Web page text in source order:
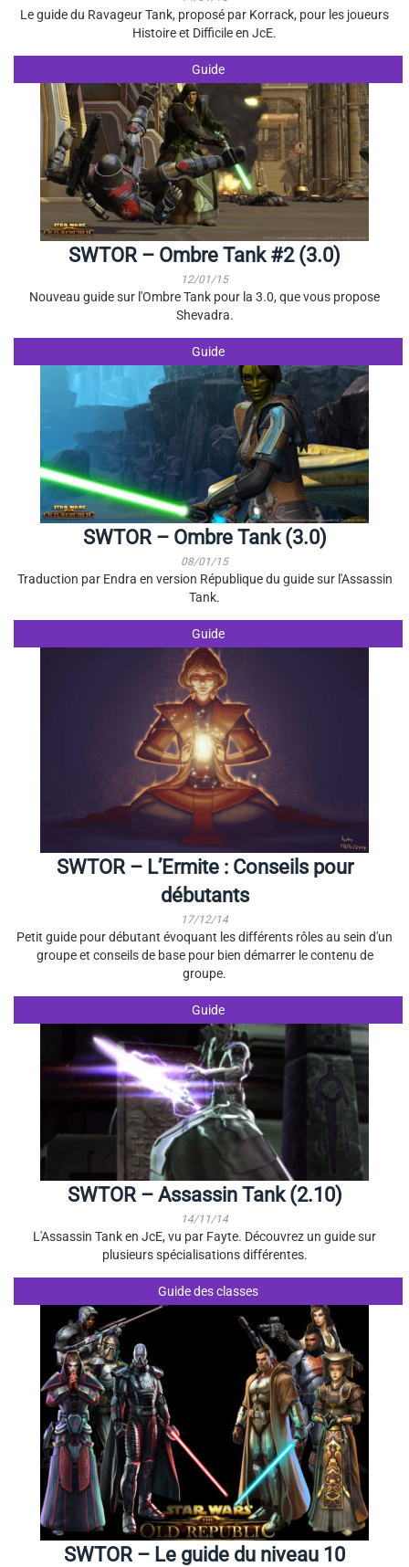
Le guide du Ravageur Tank, proposé par Korrack, pour les joueurs
Histoire et Difficile en JcE.
Guide
SWTOR – Ombre Tank #2 (3.0)
12/01/15
Nouveau guide sur l'Ombre Tank pour la 3.0, que vous propose
Shevadra.
Guide
SWTOR – Ombre Tank (3.0)
08/01/15
Traduction par Endra en version République du guide sur l'Assassin
Tank.
Guide
SWTOR – L’Ermite : Conseils pour
débutants
17/12/14
Petit guide pour débutant évoquant les différents rôles au sein d'un
groupe et conseils de base pour bien démarrer le contenu de
groupe.
Guide
SWTOR – Assassin Tank (2.10)
14/11/14
L'Assassin Tank en JcE, vu par Fayte. Découvrez un guide sur
plusieurs spécialisations différentes.
Guide des classes
SWTOR – Le guide du niveau 10